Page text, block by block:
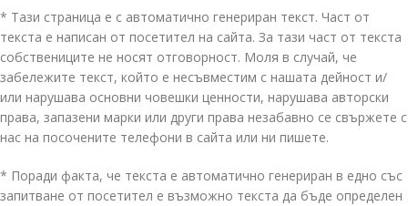
* Тази страница е с автоматично генериран текст. Част от
текста е написан от посетител на сайта. За тази част от текста
собствениците не носят отговорност. Моля в случай, че
забележите текст, който е несъвместим с нашата дейност и/
или нарушава основни човешки ценности, нарушава авторски
права, запазени марки или други права незабавно се свържете с
нас на посочените телефони в сайта или ни пишете.
* Поради факта, че текста е автоматично генериран в едно със
запитване от посетител е възможно текста да бъде определен